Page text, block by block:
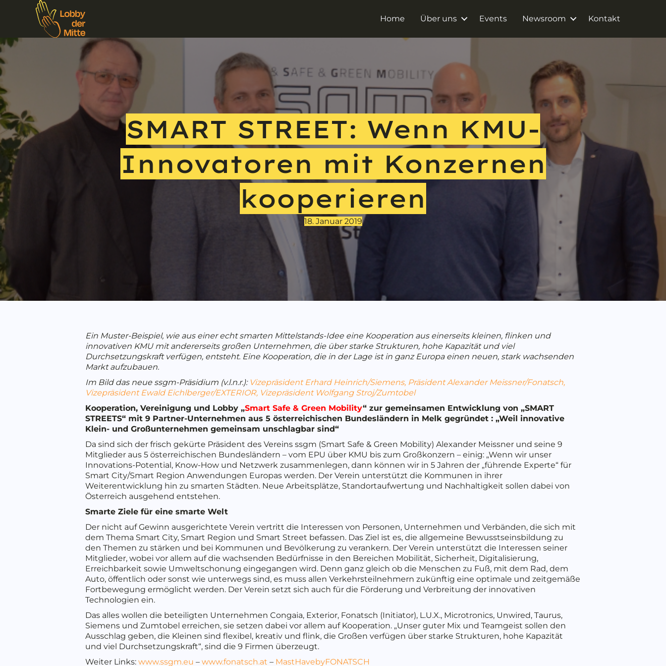
Home Über uns Events Newsroom Kontakt
SMART STREET: Wenn KMU-
Innovatoren mit Konzernen
kooperieren
18. Januar 2019
Ein Muster-Beispiel, wie aus einer echt smarten Mittelstands-Idee eine Kooperation aus einerseits kleinen, flinken und
innovativen KMU mit andererseits großen Unternehmen, die über starke Strukturen, hohe Kapazität und viel
Durchsetzungskraft verfügen, entsteht. Eine Kooperation, die in der Lage ist in ganz Europa einen neuen, stark wachsenden
Markt aufzubauen.
Im Bild das neue ssgm-Präsidium (v.l.n.r.):Vizepräsident Erhard Heinrich/Siemens, Präsident Alexander Meissner/Fonatsch,
Vizepräsident Ewald Eichlberger/EXTERIOR, Vizepräsident Wolfgang Stroj/Zumtobel
Kooperation, Vereinigung und Lobby „Smart Safe & Green Mobility“ zur gemeinsamen Entwicklung von „SMART
STREETS“ mit 9 Partner-Unternehmen aus 5 österreichischen Bundesländern in Melk gegründet : „Weil innovative
Klein- und Großunternehmen gemeinsam unschlagbar sind“
Da sind sich der frisch gekürte Präsident des Vereins ssgm (Smart Safe & Green Mobility) Alexander Meissner und seine 9
Mitglieder aus 5 österreichischen Bundesländern – vom EPU über KMU bis zum Großkonzern – einig: „Wenn wir unser
Innovations-Potential, Know-How und Netzwerk zusammenlegen, dann können wir in 5 Jahren der „führende Experte“ für
Smart City/Smart Region Anwendungen Europas werden. Der Verein unterstützt die Kommunen in ihrer
Weiterentwicklung hin zu smarten Städten. Neue Arbeitsplätze, Standortaufwertung und Nachhaltigkeit sollen dabei von
Österreich ausgehend entstehen.
Smarte Ziele für eine smarte Welt
Der nicht auf Gewinn ausgerichtete Verein vertritt die Interessen von Personen, Unternehmen und Verbänden, die sich mit
dem Thema Smart City, Smart Region und Smart Street befassen. Das Ziel ist es, die allgemeine Bewusstseinsbildung zu
den Themen zu stärken und bei Kommunen und Bevölkerung zu verankern. Der Verein unterstützt die Interessen seiner
Mitglieder, wobei vor allem auf die wachsenden Bedürfnisse in den Bereichen Mobilität, Sicherheit, Digitalisierung,
Erreichbarkeit sowie Umweltschonung eingegangen wird. Denn ganz gleich ob die Menschen zu Fuß, mit dem Rad, dem
Auto, öffentlich oder sonst wie unterwegs sind, es muss allen Verkehrsteilnehmern zukünftig eine optimale und zeitgemäße
Fortbewegung ermöglicht werden. Der Verein setzt sich auch für die Förderung und Verbreitung der innovativen
Technologien ein.
Das alles wollen die beteiligten Unternehmen Congaia, Exterior, Fonatsch (Initiator), L.U.X., Microtronics, Unwired, Taurus,
Siemens und Zumtobel erreichen, sie setzen dabei vor allem auf Kooperation. „Unser guter Mix und Teamgeist sollen den
Ausschlag geben, die Kleinen sind flexibel, kreativ und flink, die Großen verfügen über starke Strukturen, hohe Kapazität
und viel Durchsetzungskraft“, sind die 9 Firmen überzeugt.
Weiter Links: www.ssgm.eu – www.fonatsch.at – MastHavebyFONATSCH